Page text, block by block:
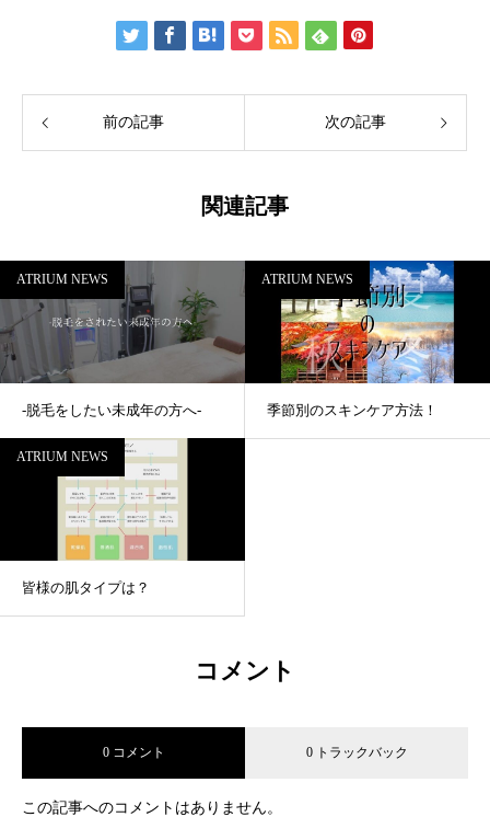
前の記事 次の記事
関連記事
ATRIUM NEWS
-脱毛をしたい未成年の方へ-
ATRIUM NEWS
季節別のスキンケア方法！
ATRIUM NEWS
皆様の肌タイプは？
コメント
0 コメント 0 トラックバック
この記事へのコメントはありません。